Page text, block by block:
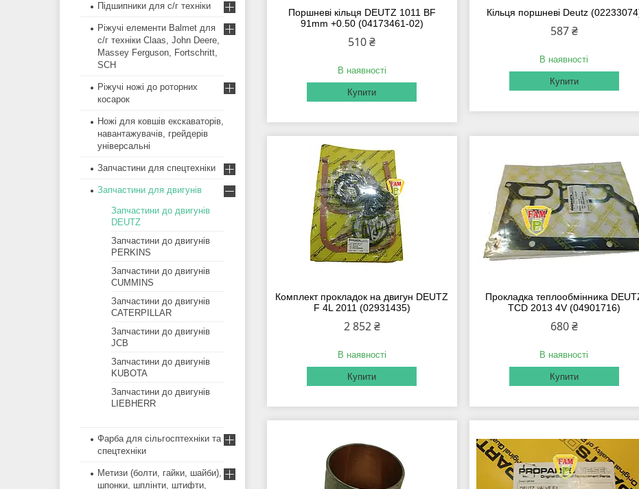
Поршневі кільця DEUTZ 1011 BF
91mm +0.50 (04173461-02)
510 ₴
В наявності
Купити
Кільця поршневі Deutz
587 ₴
В наявності
Купити
Комплект прокладок на двигун DEUTZ
F 4L 2011 (02931435)
2 852 ₴
В наявності
Купити
Прокладка теплообмінника
TCD 2013 4V (04901716)
680 ₴
В наявності
Купити
Підшипники для с/г техніки
Ріжучі елементи Balmet для
с/г техніки Claas, John Deere,
Massey Ferguson, Fortschritt,
SCH
Ріжучі ножі до роторних
косарок
Ножі для ковшів екскаваторів,
навантажувачів, грейдерів
універсальні
Запчастини для спецтехніки
Запчастини для двигунів
Запчастини до двигунів
DEUTZ
Запчастини до двигунів
PERKINS
Запчастини до двигунів
CUMMINS
Запчастини до двигунів
CATERPILLAR
Запчастини до двигунів
JCB
Запчастини до двигунів
KUBOTA
Запчастини до двигунів
LIEBHERR
Фарба для сільгосптехніки та
спецтехніки
Метизи (болти, гайки, шайби),
шпонки, шплінти, штифти,